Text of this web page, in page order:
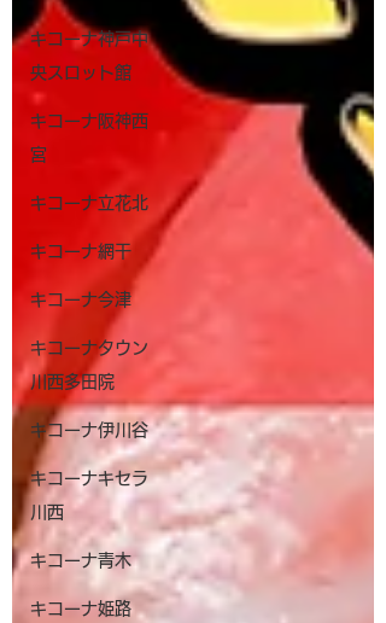
キコーナ神戸中
央スロット館
キコーナ阪神西
宮
キコーナ立花北
キコーナ網干
キコーナ今津
キコーナタウン
川西多田院
キコーナ伊川谷
キコーナキセラ
川西
キコーナ青木
キコーナ姫路